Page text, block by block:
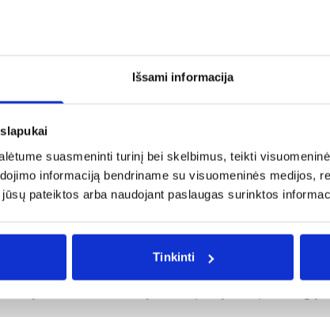
Išsami informacija
suasmeninti turinį bei skelbimus, teikti
informaciją bendriname su visuomeninės medijos,
pateiktos arba naudojant paslaugas surinktos
Tinkinti
įtrauktas į Gineso rekordų knygą kaip balčiausias
baltas, kad besilankantiems primygtinai
ties Doverio miestu. Iki 110 m aukščio baltos
– Prancūzijos krantus, ties siauriausia Lamanšo
apsauga nuo atvykėlių ir užpuolikų iš
iš Anglijos gamtos stebuklų.
Riugeno salos lankytojų žvilgsnį. Salos
lyg būtų apsnigtos. Bene įdomiausia vieta
sostas“. Iš čia įrengtos apžvalgos aikštelės,
kalkakmenio uolų, liūliuojamų Baltijos bangų,